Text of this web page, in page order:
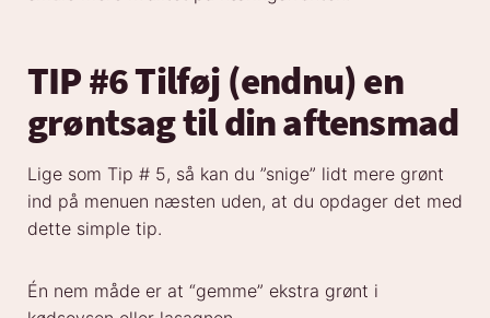
TIP #6 Tilføj (endnu) en
grøntsag til din aftensmad
Lige som Tip # 5, så kan du ”snige” lidt mere grønt
ind på menuen næsten uden, at du opdager det med
dette simple tip.
Én nem måde er at “gemme” ekstra grønt i